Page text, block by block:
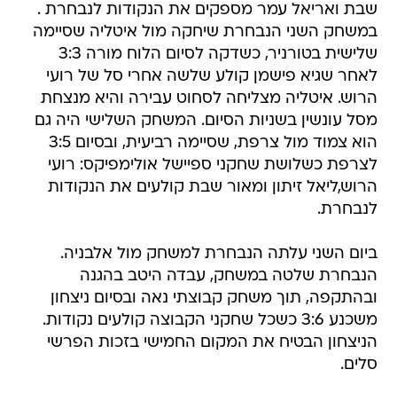
שבת ואריאל עמר מספקים את הנקודות לנבחרת .
במשחק השני הנבחרת שיחקה מול איטליה שסיימה
שלישית בטורניר, כשדקה לסיום הלוח מורה 3:3
לאחר שגיא פישמן קולע שלשה אחרי סל של רועי
הרוש. איטליה מצליחה לסחוט עבירה והיא מנצחת
מסל עונשין בשניות הסיום. המשחק השלישי היה גם
הוא צמוד מול צרפת, שסיימה רביעית, ובסיום 3:5
לצרפת כשלושת שחקני ספיישל אולימפיקס: רועי
הרוש,ליאל זיתון ומאור שבת קולעים את הנקודות
לנבחרת.
ביום השני עלתה הנבחרת למשחק מול אלבניה.
הנבחרת שלטה במשחק, עבדה היטב בהגנה
ובהתקפה, תוך משחק קבוצתי נאה ובסיום ניצחון
משכנע 3:6 כשכל שחקני הקבוצה קולעים נקודות.
הניצחון הבטיח את המקום החמישי בזכות הפרשי
סלים.